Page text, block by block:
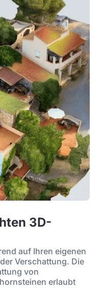
3D-
auf Ihren eigenen
Verschattung. Die
von
erlaubt